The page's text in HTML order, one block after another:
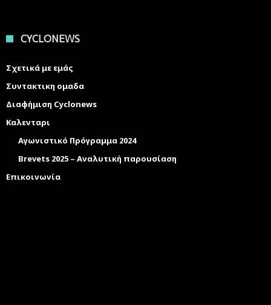
CYCLONEWS
Σχετικά με εμάς
Συντακτικη ομαδα
Διαφήμιση Cyclonews
Καλενταρι
Αγωνιστικό Πρόγραμμα 2024
Brevets 2025 – Αναλυτική παρουσίαση
Επικοινωνία